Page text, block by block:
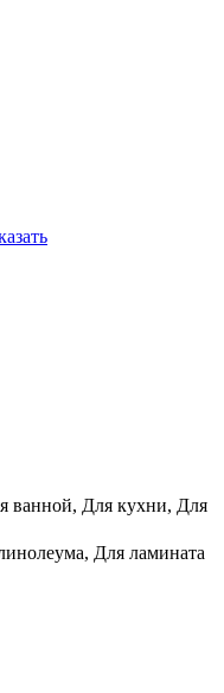
ванной, Для кухни, Для
Для ламината